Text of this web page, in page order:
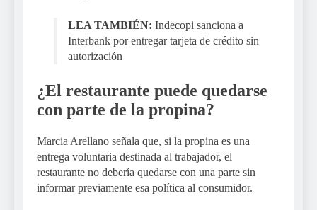
LEA TAMBIÉN: Indecopi sanciona a
Interbank por entregar tarjeta de crédito sin
autorización
¿El restaurante puede quedarse
con parte de la propina?
Marcia Arellano señala que, si la propina es una
entrega voluntaria destinada al trabajador, el
restaurante no debería quedarse con una parte sin
informar previamente esa política al consumidor.